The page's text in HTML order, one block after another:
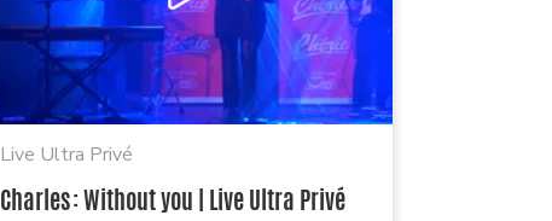
Live Ultra Privé
Charles : Without you | Live Ultra Privé